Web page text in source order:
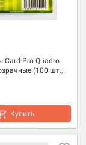
Card-Pro Quadro
(100 шт.,
Купить